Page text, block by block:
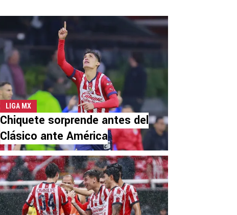
LIGA MX
Chiquete sorprende antes del
Clásico ante América